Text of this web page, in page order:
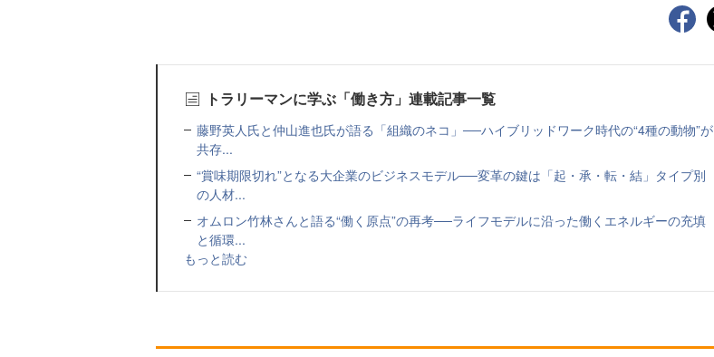
トラリーマンに学ぶ「働き方」連載記事一覧
藤野英人氏と仲山進也氏が語る「組織のネコ」──ハイブリッドワーク時代の“4種の動物”が
共存...
“賞味期限切れ”となる大企業のビジネスモデル──変革の鍵は「起・承・転・結」タイプ別
の人材...
オムロン竹林さんと語る“働く原点”の再考──ライフモデルに沿った働くエネルギーの充填
と循環...
もっと読む